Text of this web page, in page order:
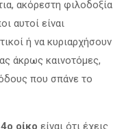
ακόρεστη φιλοδοξία
αυτοί είναι
ή να κυριαρχήσουν
άκρως καινοτόμες,
που σπάνε το
οίκο είναι ότι έχεις